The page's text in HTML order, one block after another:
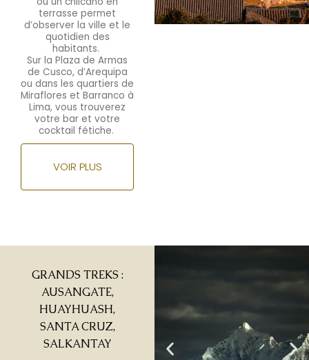
terrasse permet
d’observer la ville et le
quotidien des
habitants.
Sur la Plaza de Armas
de Cusco, d’Arequipa
ou dans les quartiers de
Miraflores et Barranco à
Lima, vous trouverez
votre bar et votre
cocktail fétiche.
VOIR PLUS
GRANDS TREKS :
AUSANGATE,
HUAYHUASH,
SANTA CRUZ,
SALKANTAY